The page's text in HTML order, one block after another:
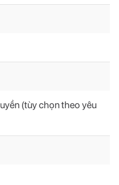
(tùy chọn theo yêu